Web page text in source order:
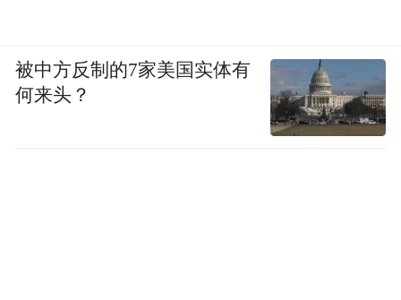
被中方反制的7家美国实体有
何来头？